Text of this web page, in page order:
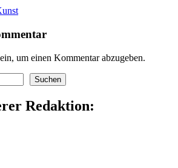
um einen Kommentar abzugeben.
Suchen
Redaktion: